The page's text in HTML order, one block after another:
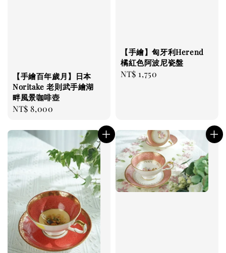
【手繪百年歲月】日本
Noritake 老則武手繪湖
畔風景咖啡壺
Regular
NT$ 8,000
【手繪】匈牙利Herend
橘紅色阿波尼瓷盤
Regular
NT$ 1,750